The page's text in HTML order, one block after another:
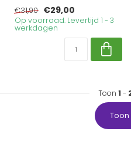
€31,90 €29,00
Op voorraad. Levertijd 1 - 3
werkdagen
Toon 1 -